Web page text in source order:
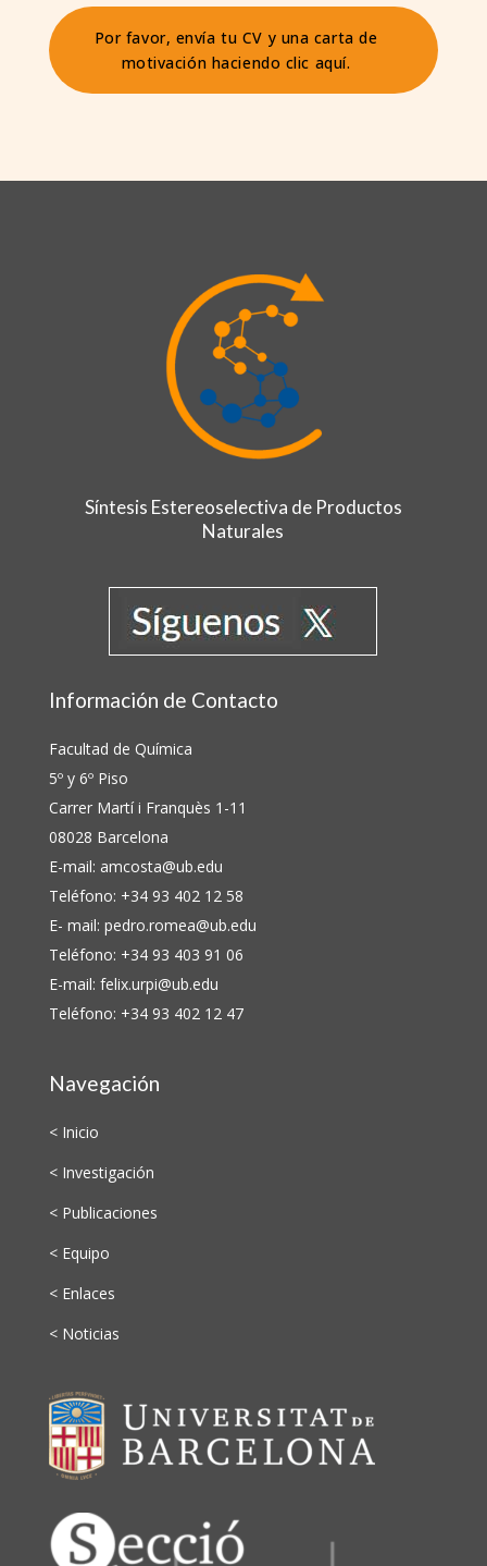
Por favor, envía tu CV y una carta de
motivación haciendo clic aquí.
Síntesis Estereoselectiva de Productos
Naturales
Información de Contacto
Facultad de Química
5º y 6º Piso
Carrer Martí i Franquès 1-11
08028 Barcelona
E-mail: amcosta@ub.edu
Teléfono: +34 93 402 12 58
E- mail: pedro.romea@ub.edu
Teléfono: +34 93 403 91 06
E-mail: felix.urpi@ub.edu
Teléfono: +34 93 402 12 47
Navegación
< Inicio
< Investigación
< Publicaciones
< Equipo
< Enlaces
< Noticias